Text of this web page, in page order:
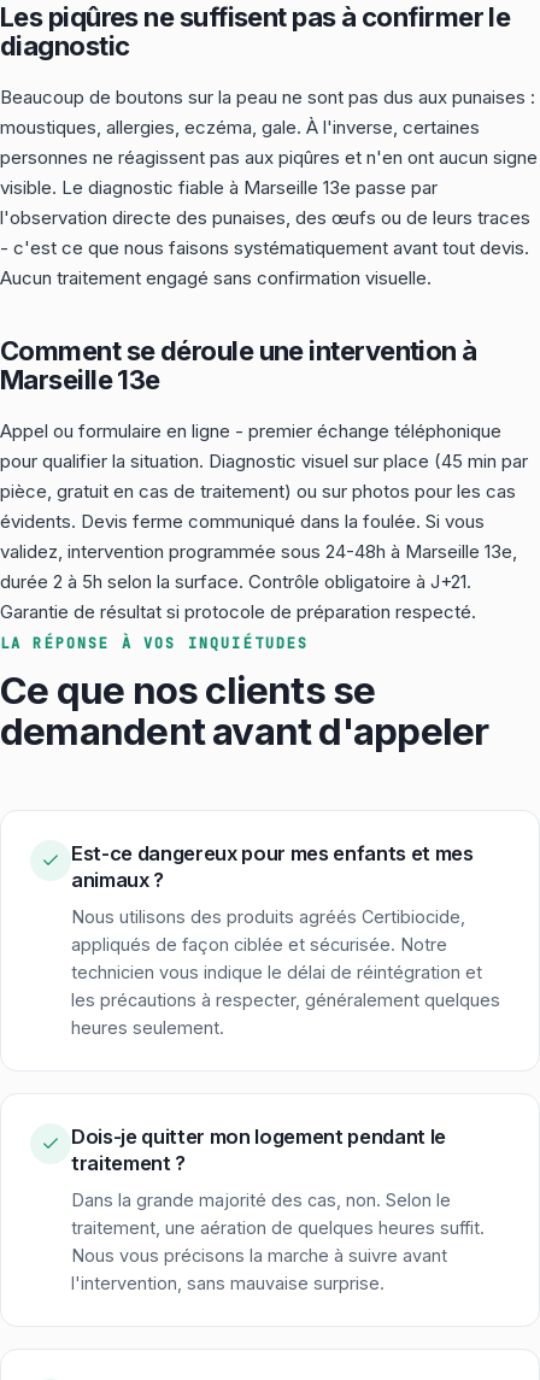
Les piqûres ne suffisent pas à confirmer le
diagnostic
Beaucoup de boutons sur la peau ne sont pas dus aux punaises :
moustiques, allergies, eczéma, gale. À l'inverse, certaines
personnes ne réagissent pas aux piqûres et n'en ont aucun signe
visible. Le diagnostic fiable à Marseille 13e passe par
l'observation directe des punaises, des œufs ou de leurs traces
- c'est ce que nous faisons systématiquement avant tout devis.
Aucun traitement engagé sans confirmation visuelle.
Comment se déroule une intervention à
Marseille 13e
Appel ou formulaire en ligne - premier échange téléphonique
pour qualifier la situation. Diagnostic visuel sur place (45 min par
pièce, gratuit en cas de traitement) ou sur photos pour les cas
évidents. Devis ferme communiqué dans la foulée. Si vous
validez, intervention programmée sous 24-48h à Marseille 13e,
durée 2 à 5h selon la surface. Contrôle obligatoire à J+21.
Garantie de résultat si protocole de préparation respecté.
LA RÉPONSE À VOS INQUIÉTUDES
Ce que nos clients se
demandent avant d'appeler
Est-ce dangereux pour mes enfants et mes
animaux ?
Nous utilisons des produits agréés Certibiocide,
appliqués de façon ciblée et sécurisée. Notre
technicien vous indique le délai de réintégration et
les précautions à respecter, généralement quelques
heures seulement.
Dois-je quitter mon logement pendant le
traitement ?
Dans la grande majorité des cas, non. Selon le
traitement, une aération de quelques heures suffit.
Nous vous précisons la marche à suivre avant
l'intervention, sans mauvaise surprise.